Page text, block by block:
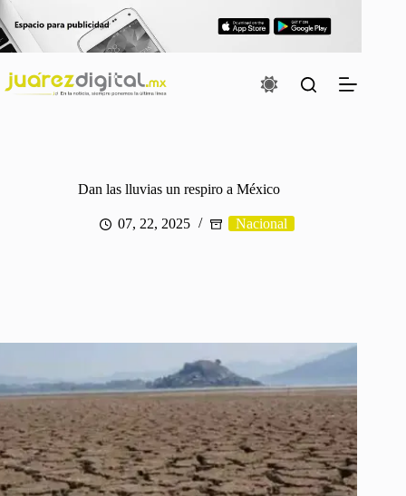
Saltar
al
contenido
Dan las lluvias un respiro a México
07, 22, 2025 Nacional